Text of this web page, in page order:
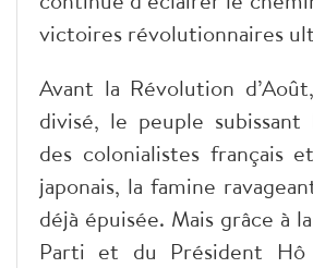
victoires révolutionnaires
Avant la Révolution
divisé, le peuple
des colonialistes français
japonais, la famine
déjà épuisée. Mais grâce à
Parti et du Président